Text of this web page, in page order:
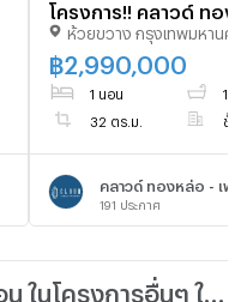
โครงการ!! คลาวด์ ทอง
เพชรบุรี (Cloud) 1 ห้อง
ห้องน้ำ 32 ตรม. 2.99 ล
โอน!! 093-615-5959
ห้วยขวาง กรุงเทพมหานคร
฿2,990,000
1 นอน 1 น้ำ
32 ตร.ม. ชั้น
คลาวด์ ทองหล่อ - เพช
191 ประกาศ